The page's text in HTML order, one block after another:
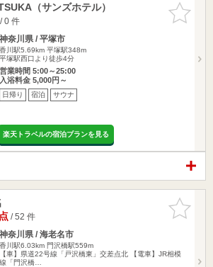
お気に入
りに追加
（サンズホテル）
0 件
神奈川県 / 平塚市
香川駅5.69km 平塚駅348m
平塚駅西口より徒歩4分
営業時間 5:00～25:00
入浴料金 5,000円～
日帰り 宿泊 サウナ
楽天トラベルの宿泊プランを見る
お気に入
りに追加
/ 52 件
神奈川県 / 海老名市
香川駅6.03km 門沢橋駅559m
【車】県道22号線「戸沢橋東」交差点北 【電車】JR相模
線「門沢橋…